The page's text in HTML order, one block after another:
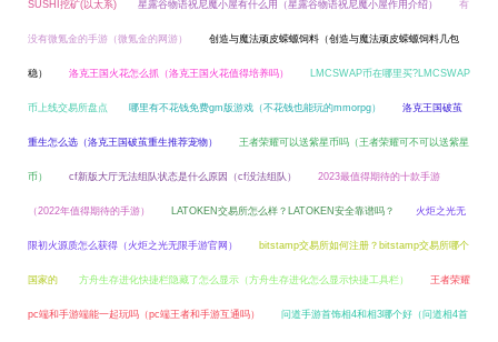
SUSHI挖矿(以太系) 星露谷物语祝尼魔小屋有什么用（星露谷物语祝尼魔小屋作用介绍） 有
没有微氪金的手游（微氪金的网游） 创造与魔法顽皮蝾螈饲料（创造与魔法顽皮蝾螈饲料几包
稳） 洛克王国火花怎么抓（洛克王国火花值得培养吗） LMCSWAP币在哪里买?LMCSWAP
币上线交易所盘点 哪里有不花钱免费gm版游戏（不花钱也能玩的mmorpg） 洛克王国破茧
重生怎么选（洛克王国破茧重生推荐宠物） 王者荣耀可以送紫星币吗（王者荣耀可不可以送紫星
币） cf新版大厅无法组队状态是什么原因（cf没法组队） 2023最值得期待的十款手游
（2022年值得期待的手游） LATOKEN交易所怎么样？LATOKEN安全靠谱吗？ 火炬之光无
限初火源质怎么获得（火炬之光无限手游官网） bitstamp交易所如何注册？bitstamp交易所哪个
国家的 方舟生存进化快捷栏隐藏了怎么显示（方舟生存进化怎么显示快捷工具栏） 王者荣耀
pc端和手游端能一起玩吗（pc端王者和手游互通吗） 问道手游首饰相4和相3哪个好（问道相4首